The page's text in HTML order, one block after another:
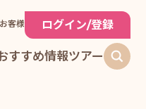
すすめ情報ツアー
客様 ログイン/登録